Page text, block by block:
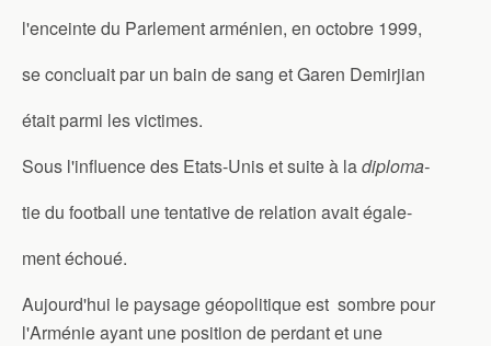
l'enceinte du Parlement arménien, en octobre 1999,
se concluait par un bain de sang et Garen Demirjian
était parmi les victimes.
Sous l'influence des Etats-Unis et suite à ladiploma-
tie du football une tentative de relation avait égale-
ment échoué.
Aujourd'hui le paysage géopolitique est sombre pour
l'Arménie ayant une position de perdant et une